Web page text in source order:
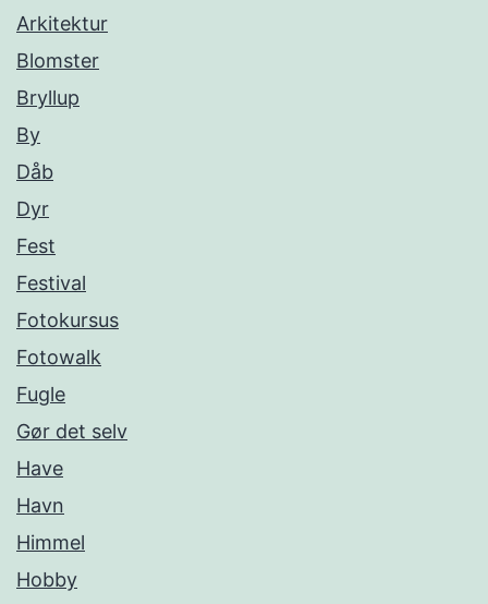
Arkitektur
Blomster
Bryllup
By
Dåb
Dyr
Fest
Festival
Fotokursus
Fotowalk
Fugle
Gør det selv
Have
Havn
Himmel
Hobby